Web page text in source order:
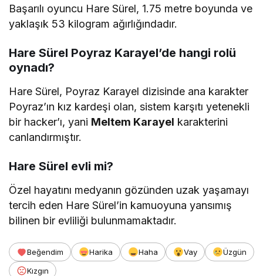
Başarılı oyuncu Hare Sürel, 1.75 metre boyunda ve
yaklaşık 53 kilogram ağırlığındadır.
Hare Sürel Poyraz Karayel’de hangi rolü
oynadı?
Hare Sürel, Poyraz Karayel dizisinde ana karakter
Poyraz’ın kız kardeşi olan, sistem karşıtı yetenekli
bir hacker’ı, yani Meltem Karayel karakterini
canlandırmıştır.
Hare Sürel evli mi?
Özel hayatını medyanın gözünden uzak yaşamayı
tercih eden Hare Sürel’in kamuoyuna yansımış
bilinen bir evliliği bulunmamaktadır.
Beğendim Harika Haha Vay
Üzgün
Kızgın